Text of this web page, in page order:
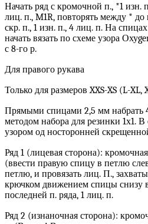
Начать ряд с кромочной п., *1 изн.
лиц. п., M1R, повторять между * до
скр. п., 1 изн. п., 4 лиц. п. На
начать вязать по схеме узора
с 8-го р.
Для правого рукава
Только для размеров XXS-XS (L-XL,
Прямыми спицами 2,5 мм набрать
методом набора для резинки 1х1.
узором од носторонней
Ряд 1 (лицевая сторона):
(ввести правую спицу в петлю
петлю, и провязать лиц. П.,
крючком движением спицы снизу
последней п. ряда, 1 лиц. п.
Ряд 2 (изнаночная сторона):